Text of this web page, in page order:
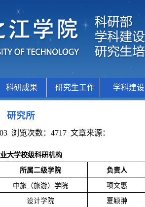
科研成果 研究生工作 学科建设
研究所
浏览次数： 4717 文章来源：
大学校级科研机构
所属二级学院 负责人
中旅（旅游）学院 项文惠
设计学院 夏颖翀